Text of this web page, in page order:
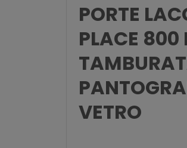
PORTE
PLACE 800
VETRO